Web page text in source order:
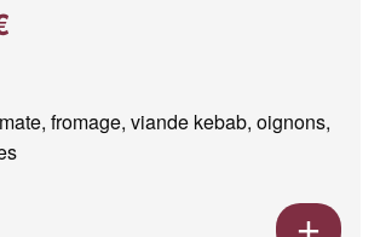
fromage, viande kebab, oignons,